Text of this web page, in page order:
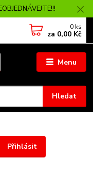
Menu
Hledat
0 ks
za 0,00 Kč